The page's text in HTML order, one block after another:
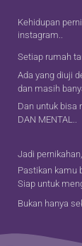
Kehidupan
instagram..
Setiap rumah
Ada yang diuji
dan masih
Dan untuk bisa
DAN MENTAL..
Jadi
Pastikan kamu
Siap untuk
Bukan hanya